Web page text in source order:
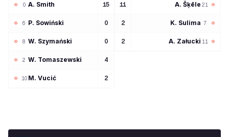
0 A Smith 15
6 P Sowiński 0
8 W Szymański 0
2 W Tomaszewski 4
10 M Vucić 2
21
A Šķēle
11
7
K Sulima
2
11
A Załucki
2